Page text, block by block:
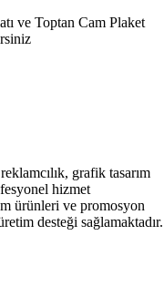
grafik tasarım
hizmet
ürünleri ve promosyon
desteği sağlamaktadır.